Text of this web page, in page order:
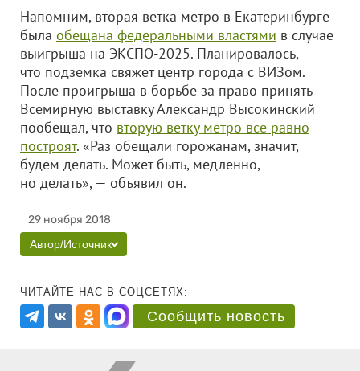
Напомним, вторая ветка метро в Екатеринбурге
была обещана федеральными властями в случае
выигрыша на ЭКСПО-2025. Планировалось,
что подземка свяжет центр города с ВИЗом.
После проигрыша в борьбе за право принять
Всемирную выставку Александр Высокинский
пообещал, что вторую ветку метро все равно
построят. «Раз обещали горожанам, значит,
будем делать. Может быть, медленно,
но делать», — объявил он.
29 ноября 2018
Автор/Источник
ЧИТАЙТЕ НАС В СОЦСЕТЯХ:
Сообщить новость